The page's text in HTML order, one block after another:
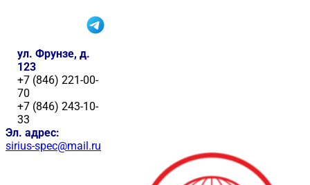
ул. Фрунзе, д.
123
+7 (846) 221-00-
70
+7 (846) 243-10-
33
Эл. адрес:
sirius-spec@mail.ru